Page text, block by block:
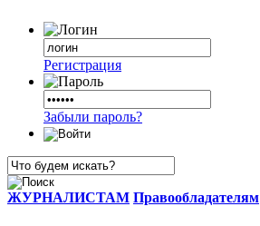
Регистрация
Забыли пароль?
ЖУРНАЛИСТАМ Правообладателям